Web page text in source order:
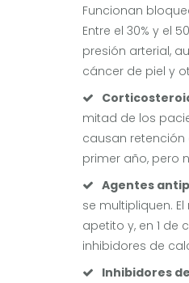
Funcionan
Entre el 30% y el
presión arterial,
cáncer de piel y
mitad de los
causan
primer año, pero
Agentes
se multipliquen.
apetito y, en 1 de
inhibidores de
Inhibidores